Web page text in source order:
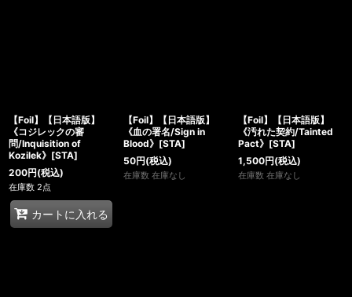
【Foil】【日本語版】
《コジレックの審
問/Inquisition of
Kozilek》[STA]
200円(税込)
在庫数 2点
カートに入れる
【Foil】【日本語版】
《血の署名/Sign in
Blood》[STA]
50円(税込)
在庫数 在庫なし
【Foil】【日本語版】
《汚れた契約/Tainted
Pact》[STA]
1,500円(税込)
在庫数 在庫なし